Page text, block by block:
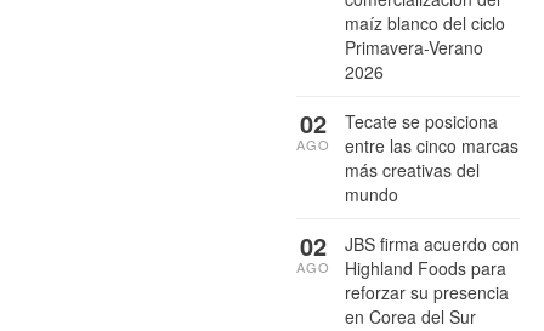
maíz blanco del ciclo
Primavera-Verano
2026
Tecate se posiciona
entre las cinco marcas
más creativas del
mundo
02
AGO
JBS firma acuerdo con
Highland Foods para
reforzar su presencia
en Corea del Sur
02
AGO